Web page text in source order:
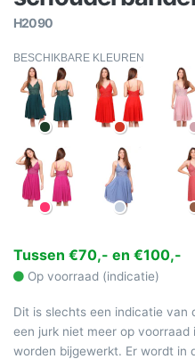
H2090
BESCHIKBARE KLEUREN
Tussen €70,- en €100,-
Op voorraad (indicatie)
Dit is slechts een indicatie van
een jurk niet meer op
worden bijgewerkt. Er wordt in